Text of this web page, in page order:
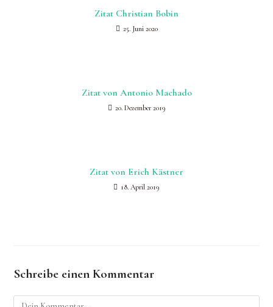
Zitat Christian Bobin
25. Juni 2020
Zitat von Antonio Machado
20. Dezember 2019
Zitat von Erich Kästner
18. April 2019
Schreibe einen Kommentar
Kommentieren